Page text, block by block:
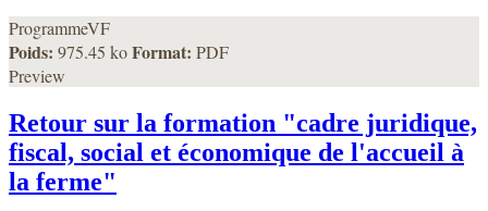
ProgrammeVF
Poids: 975.45 koFormat: PDF
Preview
Retour sur la formation "cadre juridique,
fiscal, social et économique de l'accueil à
la ferme"